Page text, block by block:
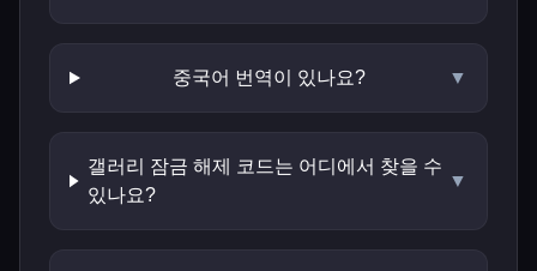
중국어 번역이 있나요? ▼
갤러리 잠금 해제 코드는 어디에서 찾을 수
있나요?
▼